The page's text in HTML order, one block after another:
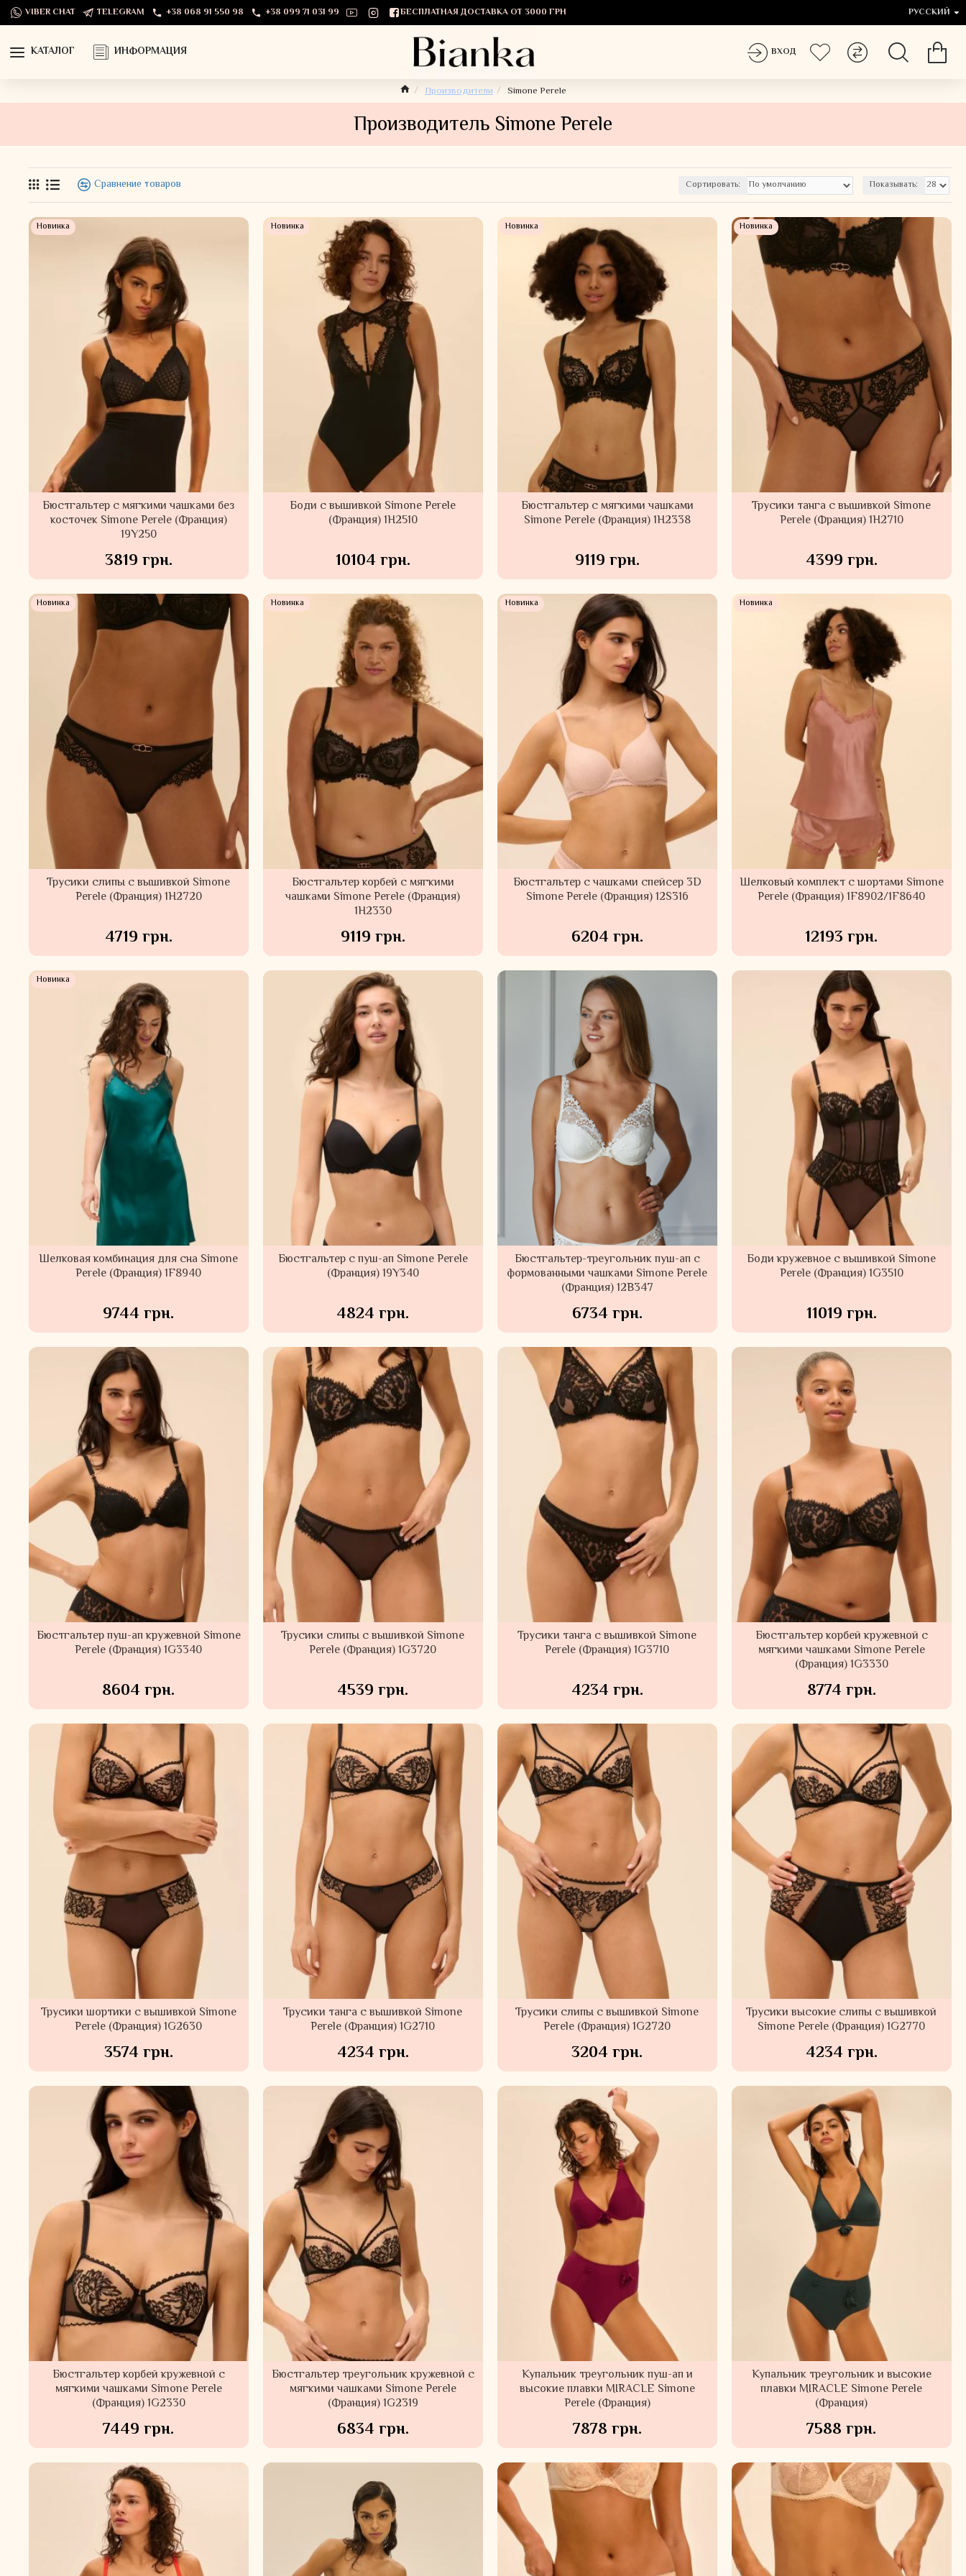
VIBER CHAT TELEGRAM +38 068 91 550 98 +38 099 71 031 99 БЕСПЛАТНАЯ ДОСТАВКА ОТ 3000 ГРН РУССКИЙ
КАТАЛОГ ИНФОРМАЦИЯ ВХОД
Производители Simone Perele
Производитель Simone Perele
Сравнение товаров Сортировать: Показывать:
Новинка
Бюстгальтер c мягкими чашками без
косточек Simone Perele (Франция)
19Y250
3819 грн.
Новинка
Боди с вышивкой Simone Perele
(Франция) 1H2510
10104 грн.
Новинка
Бюстгальтер с мягкими чашками
Simone Perele (Франция) 1H2338
9119 грн.
Новинка
Трусики танга с вышивкой Simone
Perele (Франция) 1H2710
4399 грн.
Новинка
Трусики слипы с вышивкой Simone
Perele (Франция) 1H2720
4719 грн.
Новинка
Бюстгальтер корбей с мягкими
чашками Simone Perele (Франция)
1H2330
9119 грн.
Новинка
Бюстгальтер c чашками спейсер 3D
Simone Perele (Франция) 12S316
6204 грн.
Новинка
Шелковый комплект с шортами Simone
Perele (Франция) 1F8902/1F8640
12193 грн.
Новинка
Шелковая комбинация для сна Simone
Perele (Франция) 1F8940
9744 грн.
Бюстгальтер c пуш-ап Simone Perele
(Франция) 19Y340
4824 грн.
Бюстгальтер-треугольник пуш-ап с
формованными чашками Simone Perele
(Франция) 12B347
6734 грн.
Боди кружевное с вышивкой Simone
Perele (Франция) 1G3510
11019 грн.
Бюстгальтер пуш-ап кружевной Simone
Perele (Франция) 1G3340
8604 грн.
Трусики слипы с вышивкой Simone
Perele (Франция) 1G3720
4539 грн.
Трусики танга с вышивкой Simone
Perele (Франция) 1G3710
4234 грн.
Бюстгальтер корбей кружевной с
мягкими чашками Simone Perele
(Франция) 1G3330
8774 грн.
Трусики шортики с вышивкой Simone
Perele (Франция) 1G2630
3574 грн.
Трусики танга с вышивкой Simone
Perele (Франция) 1G2710
4234 грн.
Трусики слипы с вышивкой Simone
Perele (Франция) 1G2720
3204 грн.
Трусики высокие слипы с вышивкой
Simone Perele (Франция) 1G2770
4234 грн.
Бюстгальтер корбей кружевной с
мягкими чашками Simone Perele
(Франция) 1G2330
7449 грн.
Бюстгальтер треугольник кружевной с
мягкими чашками Simone Perele
(Франция) 1G2319
6834 грн.
Купальник треугольник пуш-ап и
высокие плавки MIRACLE Simone
Perele (Франция)
7878 грн.
Купальник треугольник и высокие
плавки MIRACLE Simone Perele
(Франция)
7588 грн.